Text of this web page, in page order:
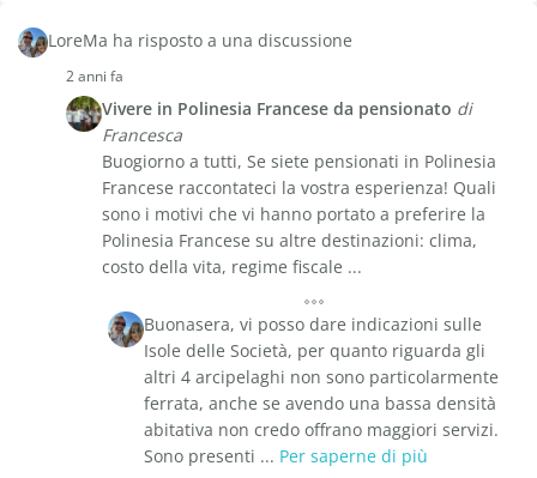
LoreMa ha risposto a una discussione
2 anni fa
Vivere in Polinesia Francese da pensionato di
Francesca
Buogiorno a tutti, Se siete pensionati in Polinesia
Francese raccontateci la vostra esperienza! Quali
sono i motivi che vi hanno portato a preferire la
Polinesia Francese su altre destinazioni: clima,
costo della vita, regime fiscale ...
Buonasera, vi posso dare indicazioni sulle
Isole delle Società, per quanto riguarda gli
altri 4 arcipelaghi non sono particolarmente
ferrata, anche se avendo una bassa densità
abitativa non credo offrano maggiori servizi.
Sono presenti ... Per saperne di più